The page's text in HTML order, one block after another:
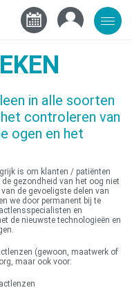
in alle soorten
controleren van
ogen en het
is om klanten / patiënten
gezondheid van het oog niet
de gevoeligste delen van
we door permanent bij te
en
de nieuwste technologieën en
(gewoon, maatwerk of
maar ook voor: